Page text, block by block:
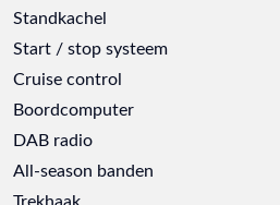
Standkachel
Start / stop systeem
Cruise control
Boordcomputer
DAB radio
All-season banden
Trekhaak